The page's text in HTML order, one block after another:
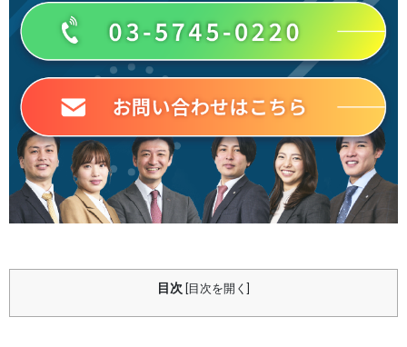
目次 [目次を開く]